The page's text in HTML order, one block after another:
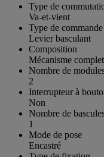
Type de
Va-et-vient
Type de commande
Levier basculant
Composition
Mécanisme
Nombre de
2
Interrupteur à
Non
Nombre de
1
Mode de pose
Encastré